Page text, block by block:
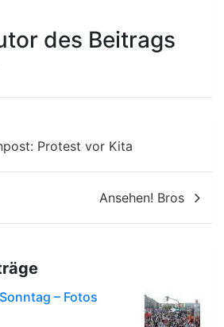
des Beitrags
Protest vor Kita
Ansehen! Bros
– Fotos